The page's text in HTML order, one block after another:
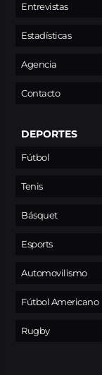
Entrevistas
Estadísticas
Agencia
Contacto
DEPORTES
Fútbol
Tenis
Básquet
Esports
Automovilismo
Fútbol Americano
Rugby